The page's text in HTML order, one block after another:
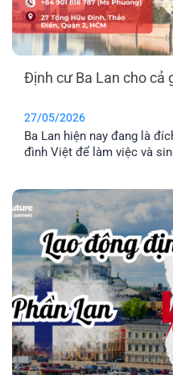
Định cư Ba Lan cho cả
27/05/2026
Ba Lan hiện nay đang là
đình Việt để làm việc và